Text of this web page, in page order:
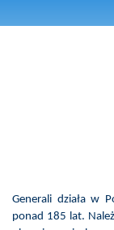
Generali działa w
ponad 185 lat.